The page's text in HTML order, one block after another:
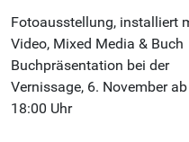
Fotoausstellung, installiert
Video, Mixed Media & Buch
Buchpräsentation bei der
Vernissage, 6. November ab
18:00 Uhr